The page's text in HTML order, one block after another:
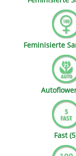
Feminisierte
Fast